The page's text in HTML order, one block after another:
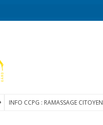
INFO CCPG : RAMASSAGE CITOYEN